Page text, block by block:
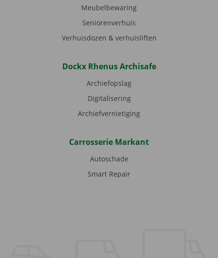
Meubelbewaring
Seniorenverhuis
Verhuisdozen & verhuisliften
Dockx Rhenus Archisafe
Archiefopslag
Digitalisering
Archiefvernietiging
Carrosserie Markant
Autoschade
Smart Repair